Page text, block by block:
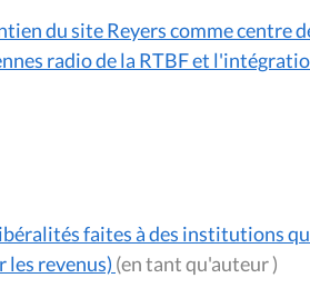
du site Reyers comme centre
radio de la RTBF et
faites à des institutions
les revenus)
(en tant qu'auteur )